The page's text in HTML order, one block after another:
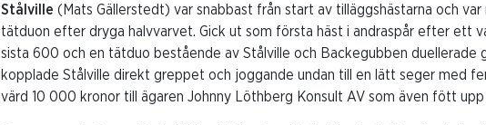
Stålville (Mats Gällerstedt) var snabbast från start av tilläggshästarna och
tätduon efter dryga halvvarvet. Gick ut som första häst i andraspår efter ett
sista 600 och en tätduo bestående av Stålville och Backegubben duellerade
kopplade Stålville direkt greppet och joggande undan till en lätt seger med
värd 10 000 kronor till ägaren Johnny Löthberg Konsult AV som även fött upp